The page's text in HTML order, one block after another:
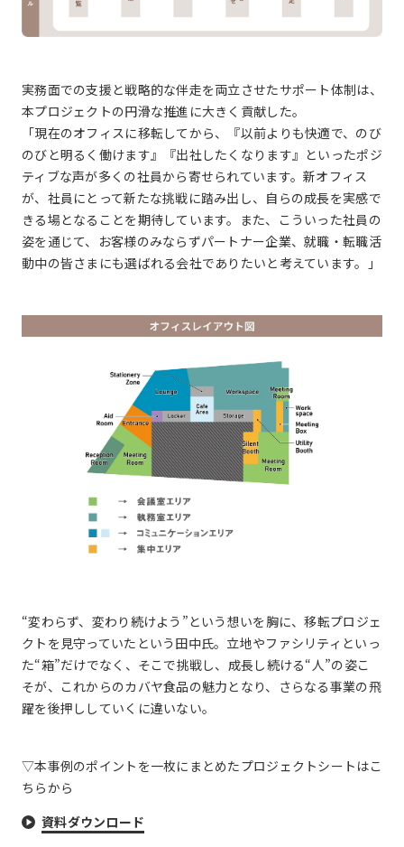
実務面での支援と戦略的な伴走を両立させたサポート体制は、
本プロジェクトの円滑な推進に大きく貢献した。
「現在のオフィスに移転してから、『以前よりも快適で、のび
のびと明るく働けます』『出社したくなります』といったポジ
ティブな声が多くの社員から寄せられています。新オフィス
が、社員にとって新たな挑戦に踏み出し、自らの成長を実感で
きる場となることを期待しています。また、こういった社員の
姿を通じて、お客様のみならずパートナー企業、就職・転職活
動中の皆さまにも選ばれる会社でありたいと考えています。」
“変わらず、変わり続けよう”という想いを胸に、移転プロジェ
クトを見守っていたという田中氏。立地やファシリティといっ
た“箱”だけでなく、そこで挑戦し、成長し続ける“人”の姿こ
そが、これからのカバヤ食品の魅力となり、さらなる事業の飛
躍を後押ししていくに違いない。
▽本事例のポイントを一枚にまとめたプロジェクトシートはこ
ちらから
資料ダウンロード